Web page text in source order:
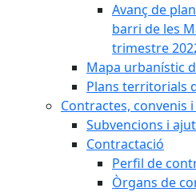
Avanç de
barri de les
trimestre
Mapa urbanístic
Plans territorials
Contractes, convenis
Subvencions i
Contractació
Perfil de
Òrgans de